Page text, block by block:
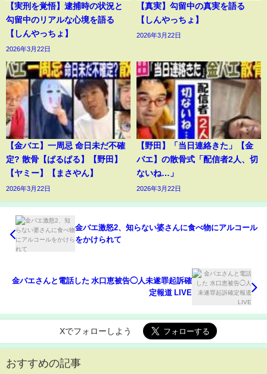
【実刑を覚悟】逮捕時の状況と
勾留中のリアルな心境を語る
【しんやっちょ】
2026年3月22日
【真実】勾留中の真実を語る
【しんやっちょ】
2026年3月22日
【金バエ】一周忌 命日未だ不確
定? 散骨【ぱるぱる】【野田】
【ヤミー】【まさやん】
2026年3月22日
【野田】「当日連絡きた」【金
バエ】の散骨式「配信者2人、切
ないね…」
2026年3月22日
金バエ激怒2、知らない婆さんに食べ物にアルコール
をかけられて
金バエさんと電話した 水口恵被告◯人未遂罪起訴確
定報道 LIVE
Xでフォローしよう
おすすめの記事